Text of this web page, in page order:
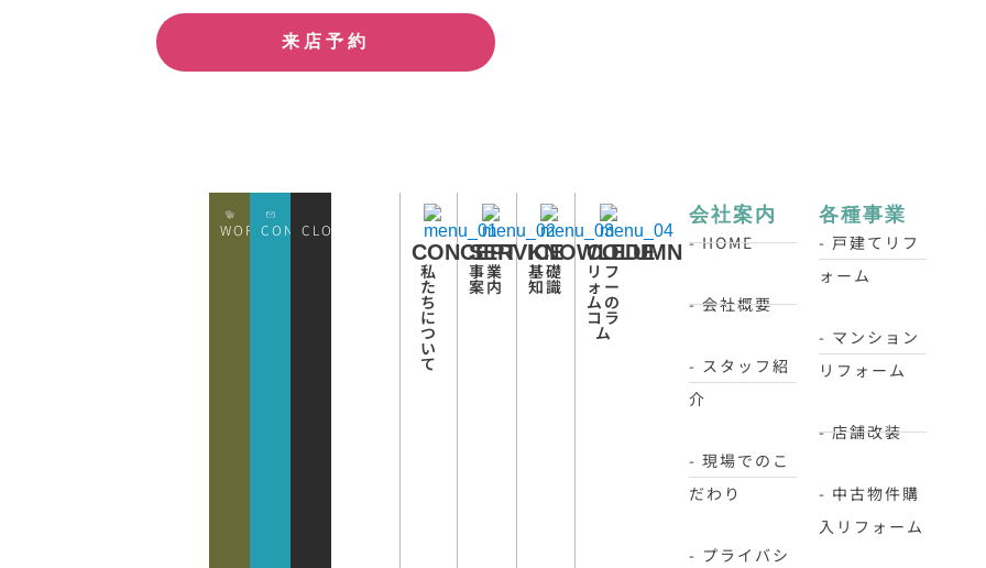
来店予約
WORKSCONATCT
CLOSE
CONCEPT
私
た
ち
に
つ
い
て
SERVICE
事業
案内
KNOWLEDE
基礎
知識
COLUMN
リフ
ォー
ムの
コラ
ム
会社案内
- HOME
- 会社概要
- スタッフ紹
介
- 現場でのこ
だわり
- プライバシ
各種事業
- 戸建てリフ
ォーム
- マンション
リフォーム
- 店舗改装
- 中古物件購
入リフォーム